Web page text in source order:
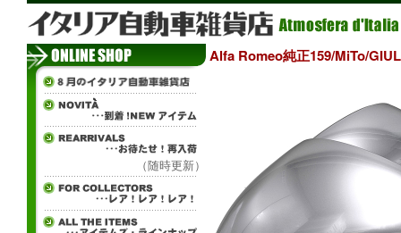
（随時更新）
Alfa Romeo純正159/MiTo/